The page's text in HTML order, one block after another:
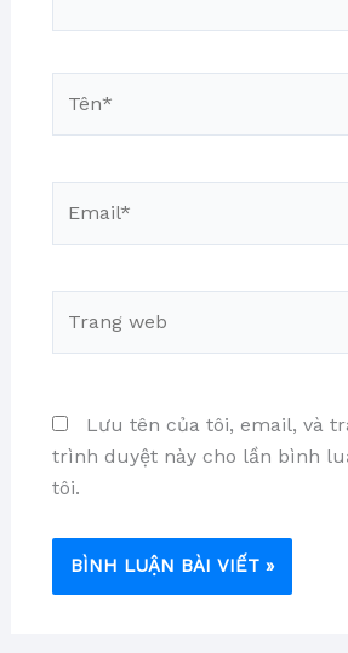
web
Lưu tên của tôi, email, và
trình duyệt này cho lần bình
tôi.